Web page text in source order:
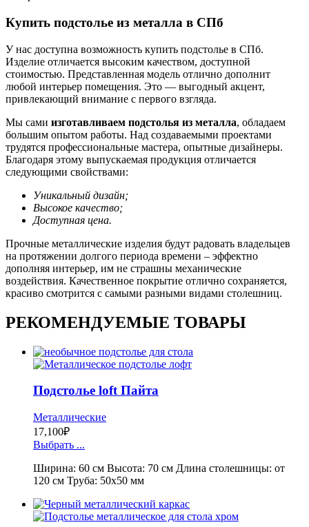
Купить подстолье из металла в СПб
У нас доступна возможность купить подстолье в СПб.
Изделие отличается высоким качеством, доступной
стоимостью. Представленная модель отлично дополнит
любой интерьер помещения. Это — выгодный акцент,
привлекающий внимание с первого взгляда.
Мы сами изготавливаем подстолья из металла, обладаем
большим опытом работы. Над создаваемыми проектами
трудятся профессиональные мастера, опытные дизайнеры.
Благодаря этому выпускаемая продукция отличается
следующими свойствами:
Уникальный дизайн;
Высокое качество;
Доступная цена.
Прочные металлические изделия будут радовать владельцев
на протяжении долгого периода времени – эффектно
дополняя интерьер, им не страшны механические
воздействия. Качественное покрытие отлично сохраняется,
красиво смотрится с самыми разными видами столешниц.
РЕКОМЕНДУЕМЫЕ ТОВАРЫ
Подстолье loft Пайта
Металлические
17,100₽
Выбрать ...
Ширина: 60 см Высота: 70 см Длина столешницы: от
120 см Труба: 50х50 мм